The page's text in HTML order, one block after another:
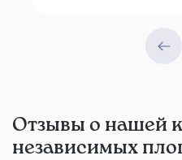
Отзывы о нашей
независимых